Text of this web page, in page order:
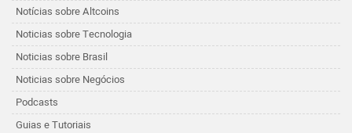
Notícias sobre Altcoins
Noticias sobre Tecnologia
Noticias sobre Brasil
Noticias sobre Negócios
Podcasts
Guias e Tutoriais